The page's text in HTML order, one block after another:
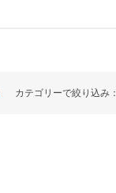
カテゴリーで絞り込み：